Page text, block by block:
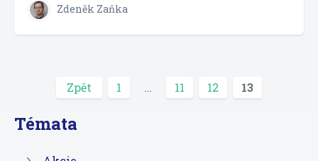
Zdeněk Zaňka
Zpět 1 … 11 12 13
Témata